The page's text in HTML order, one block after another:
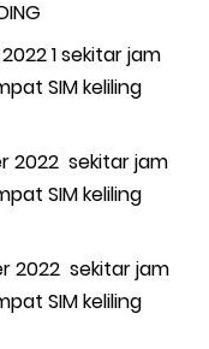
1 sekitar jam
SIM keliling
2022 sekitar jam
SIM keliling
2022 sekitar jam
SIM keliling